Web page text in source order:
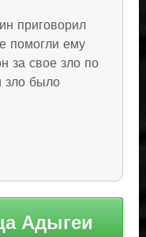
приговорил
помогли ему
за свое зло по
зло было
Адыгеи